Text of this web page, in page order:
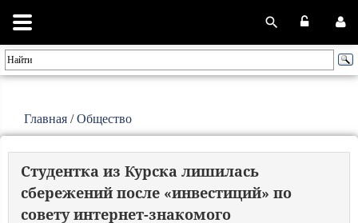
Главная /Общество
Студентка из Курска лишилась
сбережений после «инвестиций» по
совету интернет-знакомого